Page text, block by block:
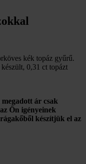
kék topáz gyűrű.
0,31 ct topázt
ár csak
Ön igényeinek
készítjük el az